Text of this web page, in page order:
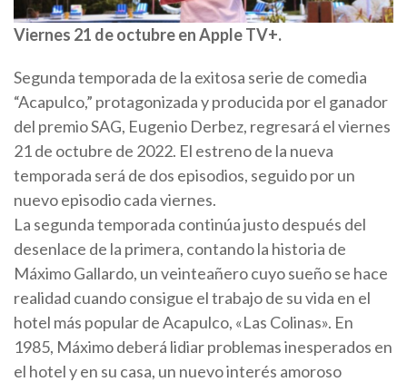
Viernes 21 de octubre en Apple TV+.
Segunda temporada de la exitosa serie de comedia
“Acapulco,” protagonizada y producida por el ganador
del premio SAG, Eugenio Derbez, regresará el viernes
21 de octubre de 2022. El estreno de la nueva
temporada será de dos episodios, seguido por un
nuevo episodio cada viernes.
La segunda temporada continúa justo después del
desenlace de la primera, contando la historia de
Máximo Gallardo, un veinteañero cuyo sueño se hace
realidad cuando consigue el trabajo de su vida en el
hotel más popular de Acapulco, «Las Colinas». En
1985, Máximo deberá lidiar problemas inesperados en
el hotel y en su casa, un nuevo interés amoroso